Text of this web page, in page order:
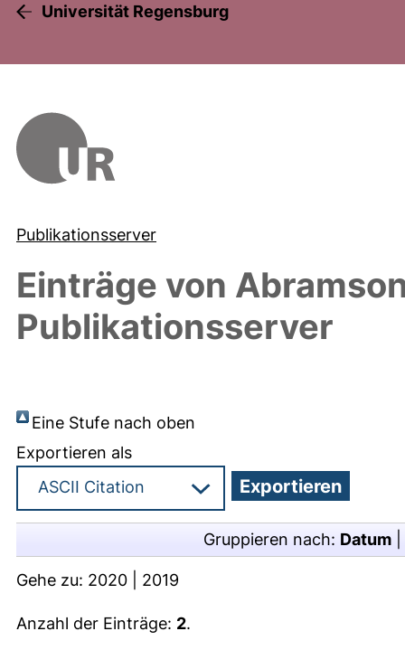
Universität Regensburg
Publikationsserver
Einträge von
Publikationsserver
Eine Stufe nach oben
Exportieren als
Gruppieren nach: Datum
Gehe zu: 2020 2019
Anzahl der Einträge: 2.